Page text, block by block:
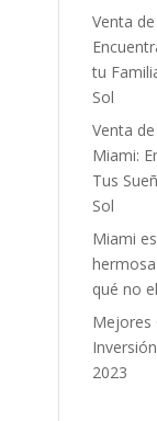
Venta
tu
Sol
Venta
Miami:
Tus
Sol
Miami
qué no
Mejores
2023